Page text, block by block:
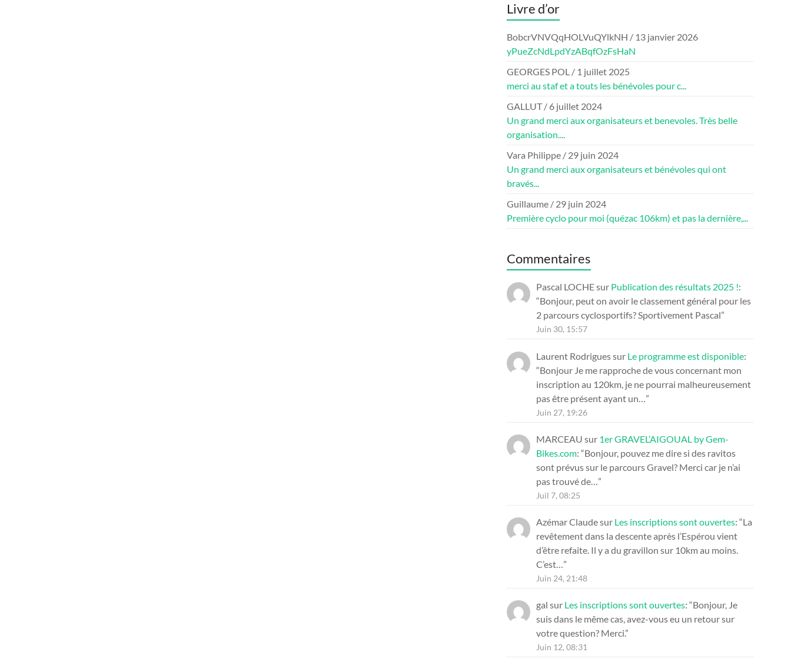
Livre d’or
BobcrVNVQqHOLVuQYlkNH / 13 janvier 2026
yPueZcNdLpdYzABqfOzFsHaN
GEORGES POL / 1 juillet 2025
merci au staf et a touts les bénévoles pour c...
GALLUT/ 6 juillet 2024
Un grand merci aux organisateurs et benevoles. Très belle
organisation....
Vara Philippe / 29 juin 2024
Un grand merci aux organisateurs et bénévoles qui ont
bravés...
Guillaume / 29 juin 2024
Première cyclo pour moi (quézac 106km) et pas la dernière,...
Commentaires
Pascal LOCHEsur Publication des résultats 2025 !:
“Bonjour, peut on avoir le classement général pour les
2 parcours cyclosportifs? Sportivement Pascal”
Juin 30, 15:57
Laurent Rodriguessur Le programme est disponible:
“Bonjour Je me rapproche de vous concernant mon
inscription au 120km, je ne pourrai malheureusement
pas être présent ayant un… ”
Juin 27, 19:26
MARCEAU sur 1er GRAVEL’AIGOUAL by Gem-
Bikes.com: “Bonjour, pouvez me dire si des ravitos
sont prévus sur le parcours Gravel? Merci car je n’ai
pas trouvé de… ”
Juil 7, 08:25
Azémar Claudesur Les inscriptions sont ouvertes: “La
revêtement dans la descente après l’Espérou vient
d’être refaite. Il y a du gravillon sur 10km au moins.
C’est…”
Juin 24, 21:48
gal sur Les inscriptions sont ouvertes: “Bonjour, Je
suis dans le même cas, avez-vous eu un retour sur
votre question? Merci.”
Juin 12, 08:31